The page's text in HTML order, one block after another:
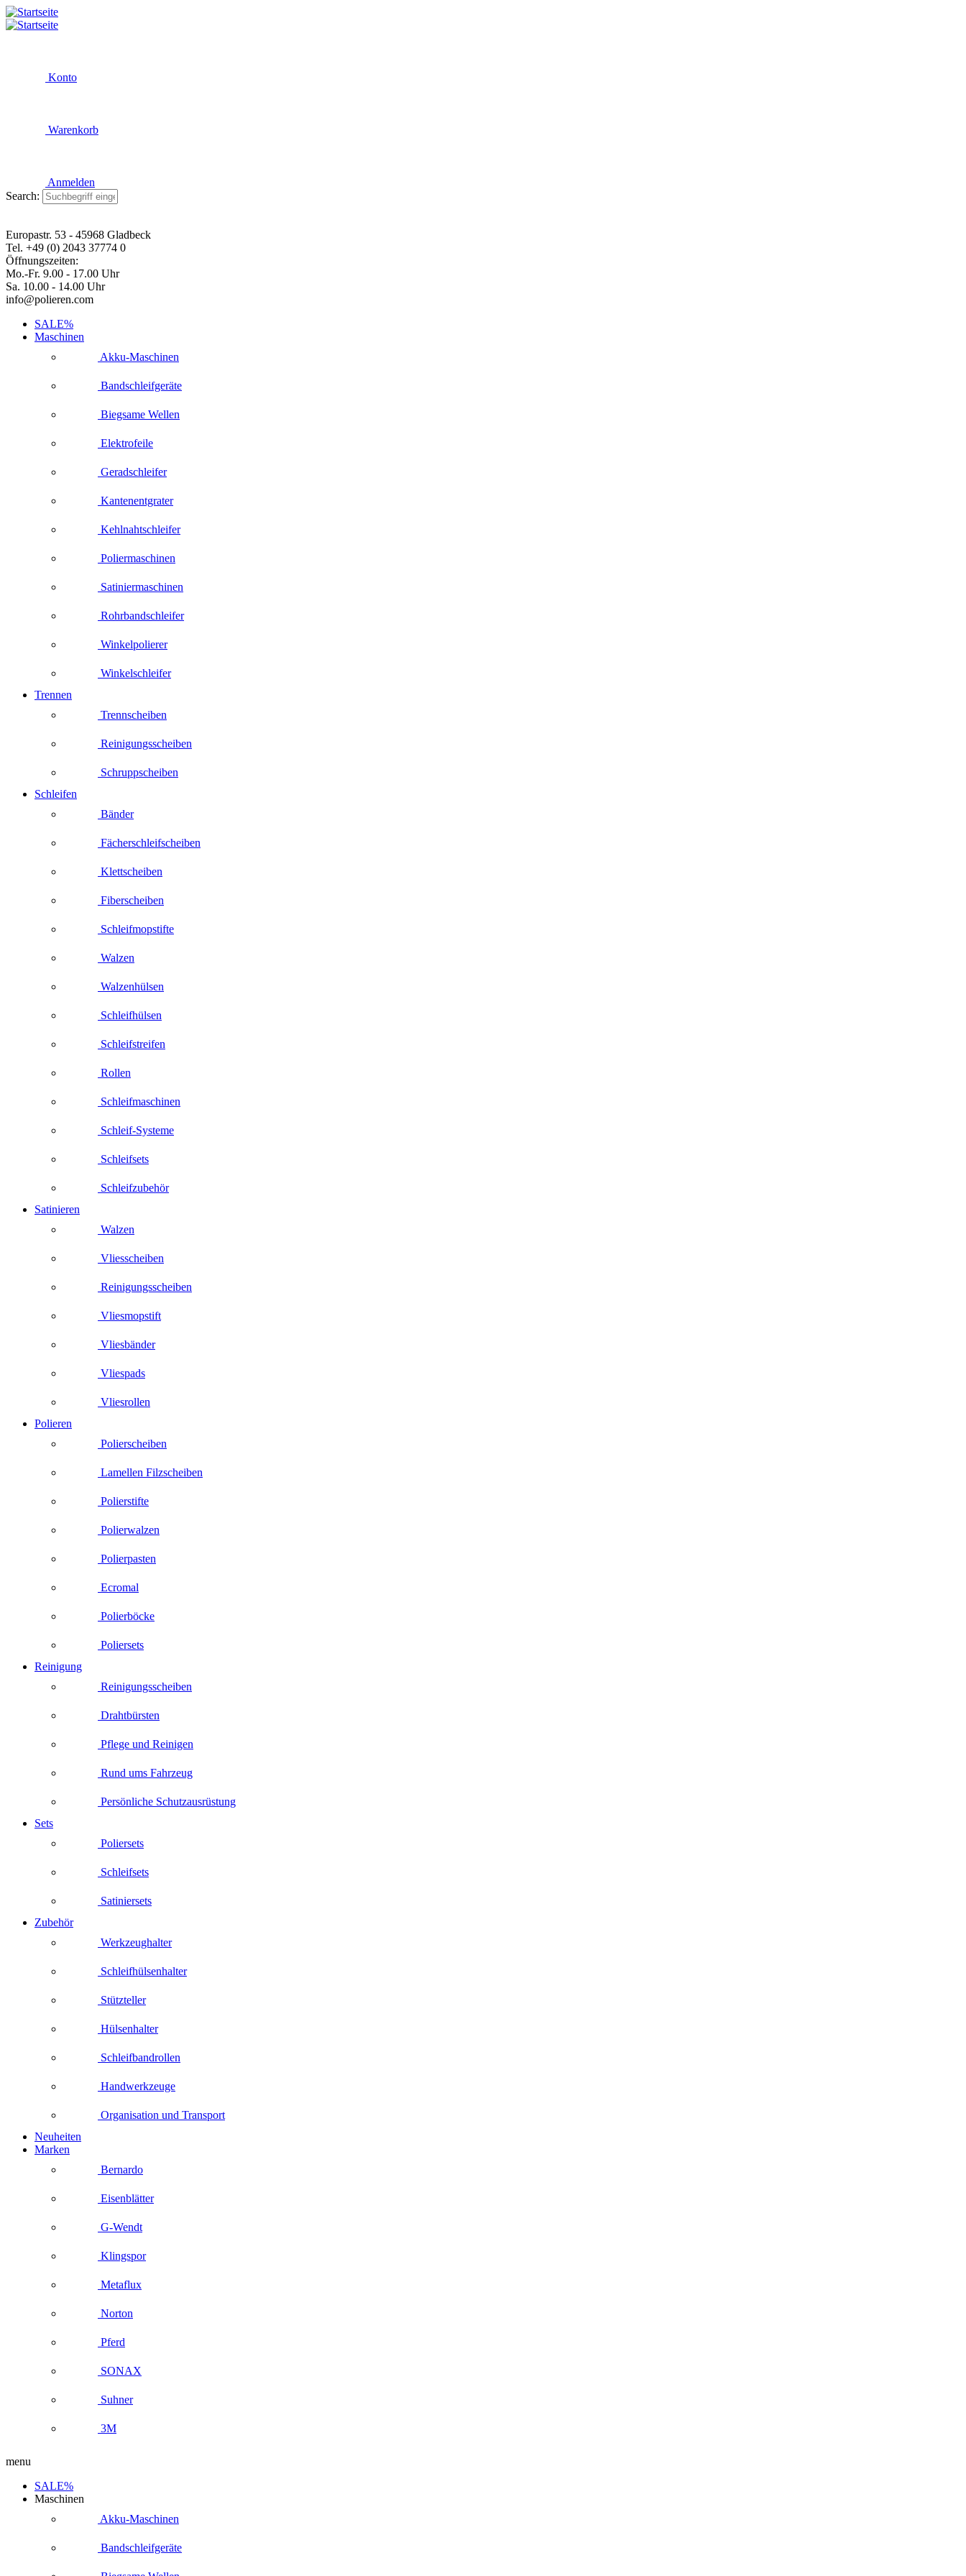
Konto
Warenkorb
Anmelden
Search:
Europastr. 53 - 45968 Gladbeck
Tel. +49 (0) 2043 37774 0
Öffnungszeiten:
Mo.-Fr. 9.00 - 17.00 Uhr
Sa. 10.00 - 14.00 Uhr
info@polieren.com
SALE%
Maschinen
Akku-Maschinen
Bandschleifgeräte
Biegsame Wellen
Elektrofeile
Geradschleifer
Kantenentgrater
Kehlnahtschleifer
Poliermaschinen
Satiniermaschinen
Rohrbandschleifer
Winkelpolierer
Winkelschleifer
Trennen
Trennscheiben
Reinigungsscheiben
Schruppscheiben
Schleifen
Bänder
Fächerschleifscheiben
Klettscheiben
Fiberscheiben
Schleifmopstifte
Walzen
Walzenhülsen
Schleifhülsen
Schleifstreifen
Rollen
Schleifmaschinen
Schleif-Systeme
Schleifsets
Schleifzubehör
Satinieren
Walzen
Vliesscheiben
Reinigungsscheiben
Vliesmopstift
Vliesbänder
Vliespads
Vliesrollen
Polieren
Polierscheiben
Lamellen Filzscheiben
Polierstifte
Polierwalzen
Polierpasten
Ecromal
Polierböcke
Poliersets
Reinigung
Reinigungsscheiben
Drahtbürsten
Pflege und Reinigen
Rund ums Fahrzeug
Persönliche Schutzausrüstung
Sets
Poliersets
Schleifsets
Satiniersets
Zubehör
Werkzeughalter
Schleifhülsenhalter
Stützteller
Hülsenhalter
Schleifbandrollen
Handwerkzeuge
Organisation und Transport
Neuheiten
Marken
Bernardo
Eisenblätter
G-Wendt
Klingspor
Metaflux
Norton
Pferd
SONAX
Suhner
3M
menu
SALE%
Maschinen
Akku-Maschinen
Bandschleifgeräte